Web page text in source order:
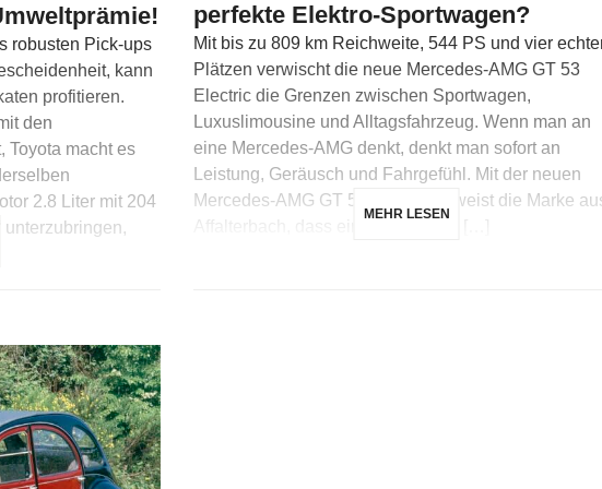
robusten Pick-ups
kann
profitieren.
den
Toyota macht es
2.8 Liter mit 204
unterzubringen,
perfekte Elektro-Sportwagen?
Mit bis zu 809 km Reichweite, 544 PS und vier
Plätzen verwischt die neue Mercedes-AMG GT 53
Electric die Grenzen zwischen Sportwagen,
Luxuslimousine und Alltagsfahrzeug. Wenn man an
eine Mercedes-AMG denkt, denkt man sofort an
Leistung, Geräusch und Fahrgefühl. Mit der neuen
Mercedes-AMG GT 53 Electric beweist die Marke
MEHR LESEN